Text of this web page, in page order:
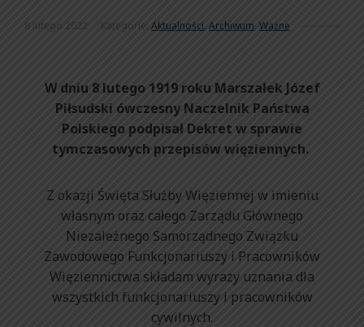
8 lutego 2022 Kategorie: Aktualności, Archiwum, Ważne
W dniu 8 lutego 1919 roku Marszałek Józef
Piłsudski ówczesny Naczelnik Państwa
Polskiego podpisał Dekret w sprawie
tymczasowych przepisów więziennych.
Z okazji Święta Służby Więziennej w imieniu
własnym oraz całego Zarządu Głównego
Niezależnego Samorządnego Związku
Zawodowego Funkcjonariuszy i Pracowników
Więziennictwa składam wyrazy uznania dla
wszystkich funkcjonariuszy i pracowników
cywilnych.